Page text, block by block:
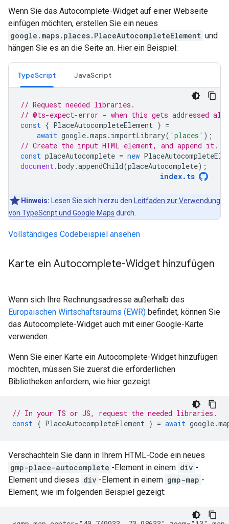
Wenn Sie das Autocomplete-Widget auf einer Webseite
einfügen möchten, erstellen Sie ein neues
google.maps.places.PlaceAutocompleteElement und
hängen Sie es an die Seite an. Hier ein Beispiel:
TypeScript JavaScript
// Request needed libraries.
// @ts-expect-error - when this gets addressed
const { PlaceAutocompleteElement } =
await google.maps . importLibrary( 'places' );
// Create the input HTML element, and append it.
const placeAutocomplete = new
document.body.appendChild(placeAutocomplete);
index. ts
Hinweis: Lesen Sie sich hierzu den
Leitfaden zur Verwendung
von TypeScript und Google Maps durch.
Vollständiges Codebeispiel ansehen
Karte ein Autocomplete-Widget hinzufügen
Wenn sich Ihre Rechnungsadresse außerhalb des
Europäischen Wirtschaftsraums (EWR) befindet, können Sie
das Autocomplete-Widget auch mit einer Google-Karte
verwenden.
Wenn Sie einer Karte ein Autocomplete-Widget hinzufügen
möchten, müssen Sie zuerst die erforderlichen
Bibliotheken anfordern, wie hier gezeigt:
// In your TS or JS, request the needed libraries.
const { PlaceAutocompleteElement } = await google.
Verschachteln Sie dann in Ihrem HTML-Code ein neues
gmp-place-autocomplete -Element in einem div -
Element und dieses div -Element in einem gmp-map -
Element, wie im folgenden Beispiel gezeigt: